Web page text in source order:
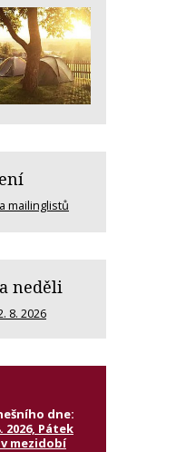
mailinglistů
neděli
8. 2026
dne:
2026, Pátek
mezidobí